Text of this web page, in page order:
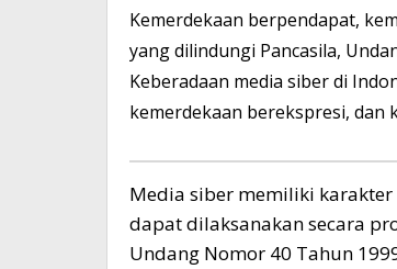
April
26,
2025
oleh
admin
halokalimantan
Kemerdekaan berpendapat,
yang dilindungi Pancasila,
Keberadaan media siber di
kemerdekaan berekspresi, dan
Media siber memiliki
dapat dilaksanakan secara
Undang Nomor 40 Tahun